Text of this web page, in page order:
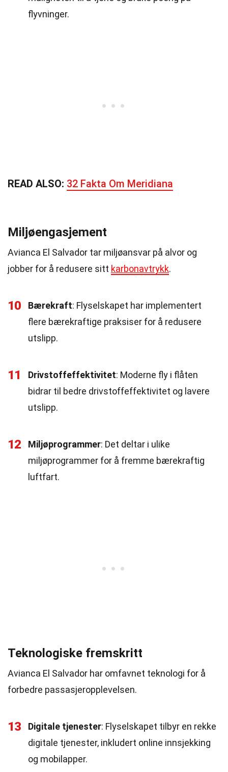
flyvninger.
READ ALSO: 32 Fakta Om Meridiana
Miljøengasjement
Avianca El Salvador tar miljøansvar på alvor og
jobber for å redusere sitt karbonavtrykk.
10 Bærekraft: Flyselskapet har implementert
flere bærekraftige praksiser for å redusere
utslipp.
11 Drivstoffeffektivitet: Moderne fly i flåten
bidrar til bedre drivstoffeffektivitet og lavere
utslipp.
12 Miljøprogrammer: Det deltar i ulike
miljøprogrammer for å fremme bærekraftig
luftfart.
Teknologiske fremskritt
Avianca El Salvador har omfavnet teknologi for å
forbedre passasjeropplevelsen.
13 Digitale tjenester: Flyselskapet tilbyr en rekke
digitale tjenester, inkludert online innsjekking
og mobilapper.